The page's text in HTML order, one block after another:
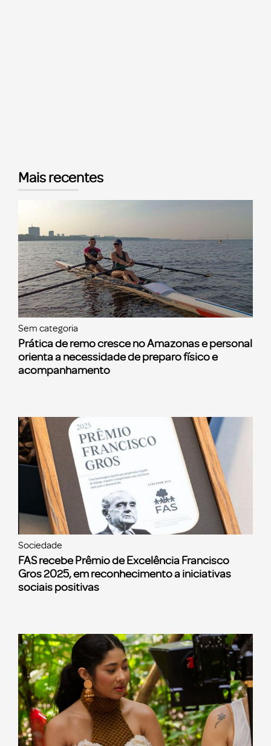
Mais recentes
Sem categoria
Prática de remo cresce no Amazonas e personal
orienta a necessidade de preparo físico e
acompanhamento
Sociedade
FAS recebe Prêmio de Excelência Francisco
Gros 2025, em reconhecimento a iniciativas
sociais positivas